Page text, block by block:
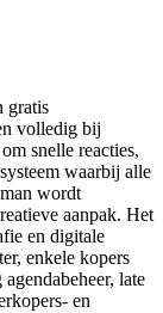
gratis
volledig bij
snelle reacties,
waarbij alle
wordt
aanpak. Het
en digitale
enkele kopers
late
en